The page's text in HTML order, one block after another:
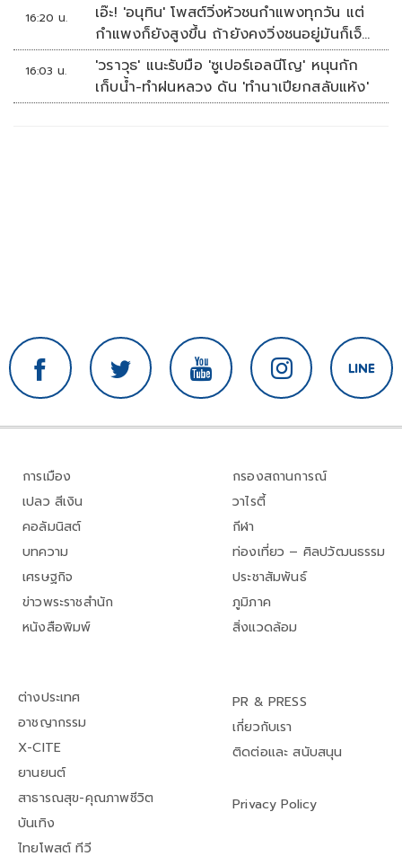
16:20 น.
เอ๊ะ! 'อนุทิน' โพสต์วิ่งหัวชนกำแพงทุกวัน แต่
กำแพงก็ยังสูงขึ้น ถ้ายังคงวิ่งชนอยู่มันก็เจ็บ
หัวอีก
16:03 น.
'วราวุธ' แนะรับมือ 'ซูเปอร์เอลนีโญ' หนุนกัก
เก็บน้ำ-ทำฝนหลวง ดัน 'ทำนาเปียกสลับแห้ง'
การเมือง
เปลว สีเงิน
คอลัมนิสต์
บทความ
เศรษฐกิจ
ข่าวพระราชสำนัก
หนังสือพิมพ์
กรองสถานการณ์
วาไรตี้
กีฬา
ท่องเที่ยว – ศิลปวัฒนธรรม
ประชาสัมพันธ์
ภูมิภาค
สิ่งแวดล้อม
ต่างประเทศ
อาชญากรรม
X-CITE
ยานยนต์
สาธารณสุข-คุณภาพชีวิต
บันเทิง
ไทยโพสต์ ทีวี
PR & PRESS
เกี่ยวกับเรา
ติดต่อและ สนับสนุน
Privacy Policy